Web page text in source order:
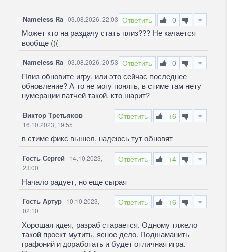
Ответить 0
Nameless Ra 03.08.2026, 22:03
Может кто на раздачу стать плиз??? Не качается
вообще (((
Ответить 0
Nameless Ra 03.08.2026, 20:53
Плиз обновите игру, или это сейчас последнее
обновление? А то не могу понять, в стиме там нету
нумерации патчей такой, кто шарит?
Ответить +6
Виктор Третьяков
16.10.2023, 19:55
в стиме фикс вышел, надеюсь тут обновят
Ответить +4
Гость Сергей
14.10.2023,
23:00
Начало радует, но еще сырая
Ответить +6
Гость Артур 10.10.2023,
02:10
Хорошая идея, разраб старается. Одному тяжело
такой проект мутить, ясное дело. Подшаманить
графоний и доработать и будет отличная игра.